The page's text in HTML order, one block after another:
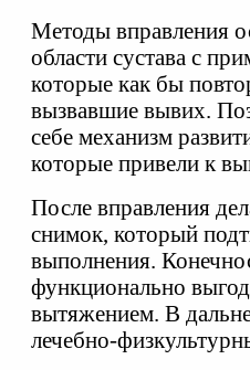
Методы вправления
области сустава с
которые как бы
вызвавшие вывих.
себе механизм
которые привели к
После вправления
снимок, который
выполнения.
функционально
вытяжением. В
лечебно-